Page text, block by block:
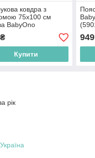
ковдра з
75х100 см
BabyOno
Купити
949
рік